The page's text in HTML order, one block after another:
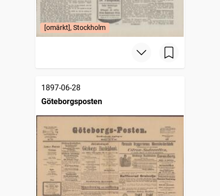
[omärkt], Stockholm
1897-06-28
Göteborgsposten